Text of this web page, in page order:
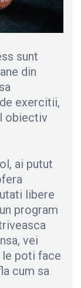
sunt
din
exercitii,
obiectiv
ai putut
libere
program
vei
poti face
cum sa